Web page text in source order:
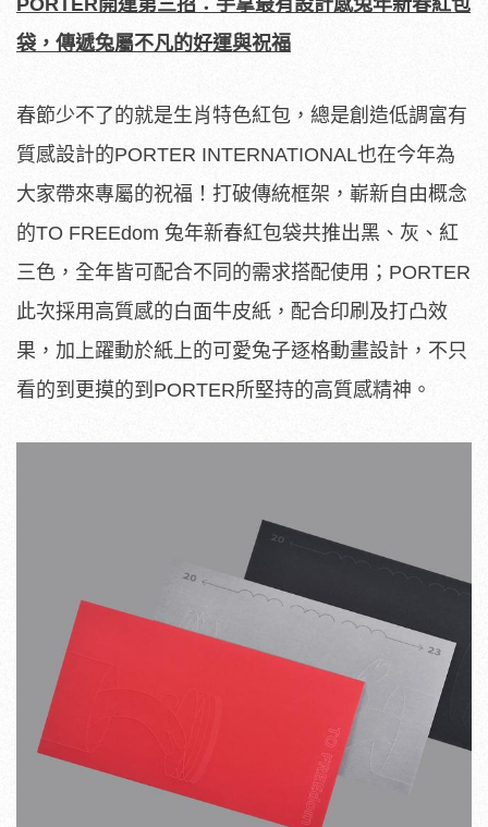
PORTER開運第三招：手拿最有設計感兔年新春紅包
袋，傳遞兔屬不凡的好運與祝福
春節少不了的就是生肖特色紅包，總是創造低調富有
質感設計的PORTER INTERNATIONAL也在今年為
大家帶來專屬的祝福！打破傳統框架，嶄新自由概念
的TO FREEdom 兔年新春紅包袋共推出黑、灰、紅
三色，全年皆可配合不同的需求搭配使用；PORTER
此次採用高質感的白面牛皮紙，配合印刷及打凸效
果，加上躍動於紙上的可愛兔子逐格動畫設計，不只
看的到更摸的到PORTER所堅持的高質感精神。